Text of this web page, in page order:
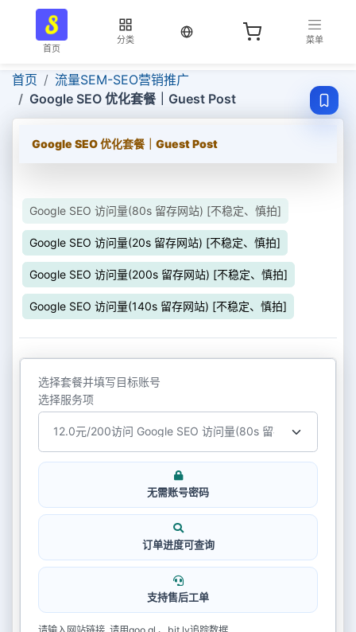
首页
分类
当前语言：中文
菜单
首页
流量SEM-SEO营销推广
Google SEO 优化套餐｜Guest Post
Google SEO 优化套餐｜Guest Post
Google SEO 访问量(80s 留存网站) [不稳定、慎拍]
Google SEO 访问量(20s 留存网站) [不稳定、慎拍]
Google SEO 访问量(200s 留存网站) [不稳定、慎拍]
Google SEO 访问量(140s 留存网站) [不稳定、慎拍]
选择套餐并填写目标账号
选择服务项
无需账号密码
订单进度可查询
支持售后工单